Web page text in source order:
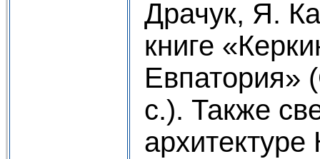
Драчук, Я.
книге
Евпатория»
с.). Также